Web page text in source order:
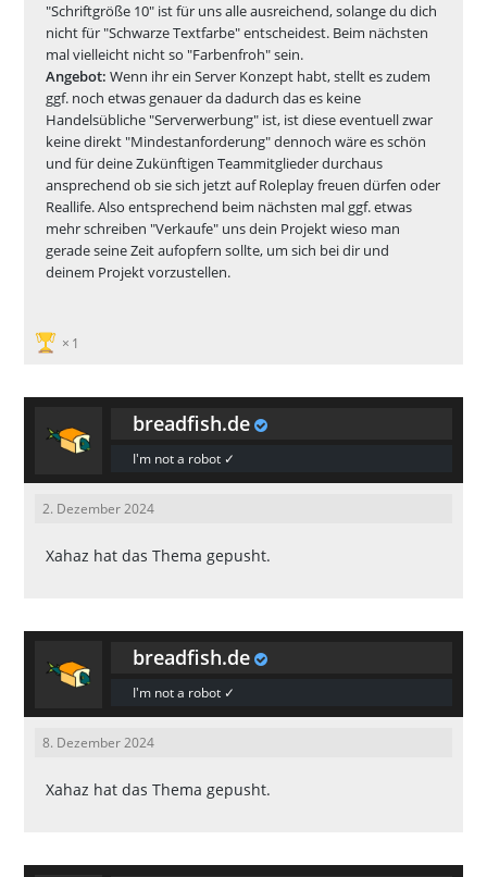
"Schriftgröße 10" ist für uns alle ausreichend, solange du dich
nicht für "Schwarze Textfarbe" entscheidest. Beim nächsten
mal vielleicht nicht so "Farbenfroh" sein.
Angebot: Wenn ihr ein Server Konzept habt, stellt es zudem
ggf. noch etwas genauer da dadurch das es keine
Handelsübliche "Serverwerbung" ist, ist diese eventuell zwar
keine direkt "Mindestanforderung" dennoch wäre es schön
und für deine Zukünftigen Teammitglieder durchaus
ansprechend ob sie sich jetzt auf Roleplay freuen dürfen oder
Reallife. Also entsprechend beim nächsten mal ggf. etwas
mehr schreiben "Verkaufe" uns dein Projekt wieso man
gerade seine Zeit aufopfern sollte, um sich bei dir und
deinem Projekt vorzustellen.
1
breadfish.de
I'm not a robot ✓
2. Dezember 2024
Xahaz hat das Thema gepusht.
breadfish.de
I'm not a robot ✓
8. Dezember 2024
Xahaz hat das Thema gepusht.